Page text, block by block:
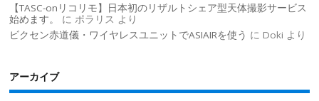
【TASC-onリコリモ】日本初のリザルトシェア型天体撮影サービス
始めます。
にポラリス より
ビクセン赤道儀・ワイヤレスユニットでASIAIRを使う に Doki より
アーカイブ